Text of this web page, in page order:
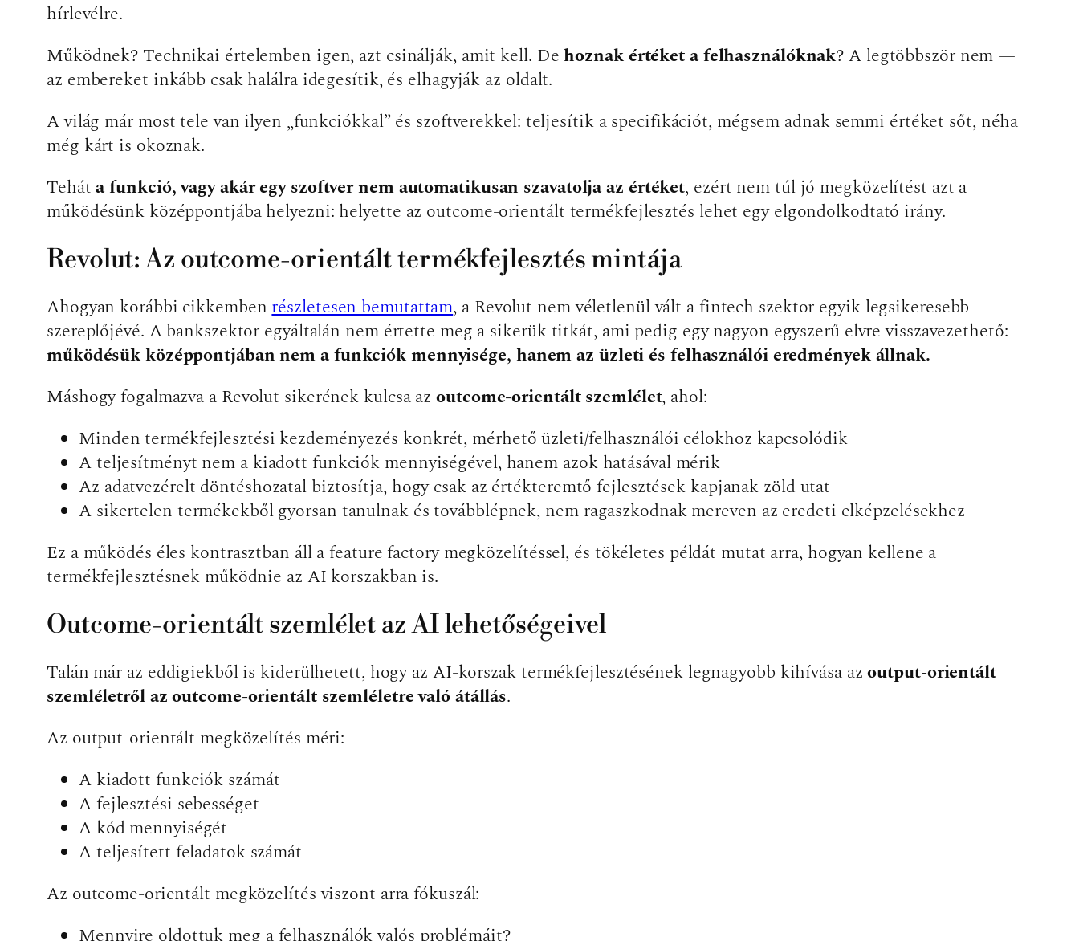
hírlevélre.
Működnek? Technikai értelemben igen, azt csinálják, amit kell. Dehoznak értéket a felhasználóknak? A legtöbbször nem —
az embereket inkább csak halálra idegesítik, és elhagyják az oldalt.
A világ már most tele van ilyen „funkciókkal” és szoftverekkel: teljesítik a specifikációt, mégsem adnak semmi értéket sőt, néha
még kárt is okoznak.
Teháta funkció, vagy akár egy szoftver nem automatikusan szavatolja az értéket, ezért nem túl jó megközelítést azt a
működésünk középpontjába helyezni: helyette az outcome-orientált termékfejlesztés lehet egy elgondolkodtató irány.
Revolut: Az outcome-orientált termékfejlesztés mintája
Ahogyan korábbi cikkembenrészletesen bemutattam, a Revolut nem véletlenül vált a fintech szektor egyik legsikeresebb
szereplőjévé. A bankszektor egyáltalán nem értette meg a sikerük titkát, ami pedig egy nagyon egyszerű elvre visszavezethető:
működésük középpontjában nem a funkciók mennyisége, hanem az üzleti és felhasználói eredmények állnak.
Máshogy fogalmazva a Revolut sikerének kulcsa azoutcome-orientált szemlélet, ahol:
Minden termékfejlesztési kezdeményezés konkrét, mérhető üzleti/felhasználói célokhoz kapcsolódik
A teljesítményt nem a kiadott funkciók mennyiségével, hanem azok hatásával mérik
Az adatvezérelt döntéshozatal biztosítja, hogy csak az értékteremtő fejlesztések kapjanak zöld utat
A sikertelen termékekből gyorsan tanulnak és továbblépnek, nem ragaszkodnak mereven az eredeti elképzelésekhez
Ez a működés éles kontrasztban áll a feature factory megközelítéssel, és tökéletes példát mutat arra, hogyan kellene a
termékfejlesztésnek működnie az AI korszakban is.
Outcome-orientált szemlélet az AI lehetőségeivel
Talán már az eddigiekből is kiderülhetett, hogy az AI-korszak termékfejlesztésének legnagyobb kihívása azoutput-orientált
szemléletről az outcome-orientált szemléletre való átállás.
Az output-orientált megközelítés méri:
A kiadott funkciók számát
A fejlesztési sebességet
A kód mennyiségét
A teljesített feladatok számát
Az outcome-orientált megközelítés viszont arra fókuszál:
Mennyire oldottuk meg a felhasználók valós problémáit?